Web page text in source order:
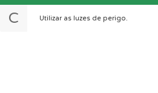
C Utilizar as luzes de perigo.